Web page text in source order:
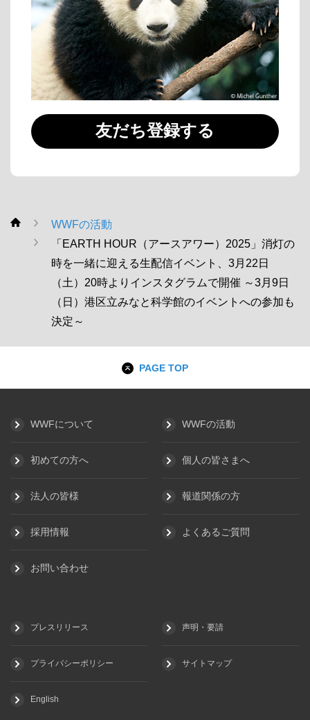
友だち登録する
WWF
WWFの活動
「EARTH HOUR（アースアワー）2025」消灯の
時を一緒に迎える生配信イベント、3月22日
（土）20時よりインスタグラムで開催 ～3月9日
（日）港区立みなと科学館のイベントへの参加も
決定～
PAGE TOP
WWFについて WWFの活動
初めての方へ 個人の皆さまへ
法人の皆様 報道関係の方
採用情報 よくあるご質問
お問い合わせ
プレスリリース 声明・要請
プライバシーポリシー サイトマップ
English